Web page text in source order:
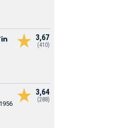
3,67
(410)
3,64
(288)